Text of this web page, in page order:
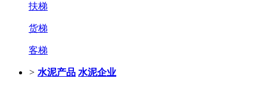
扶梯
货梯
客梯
> 水泥产品 水泥企业